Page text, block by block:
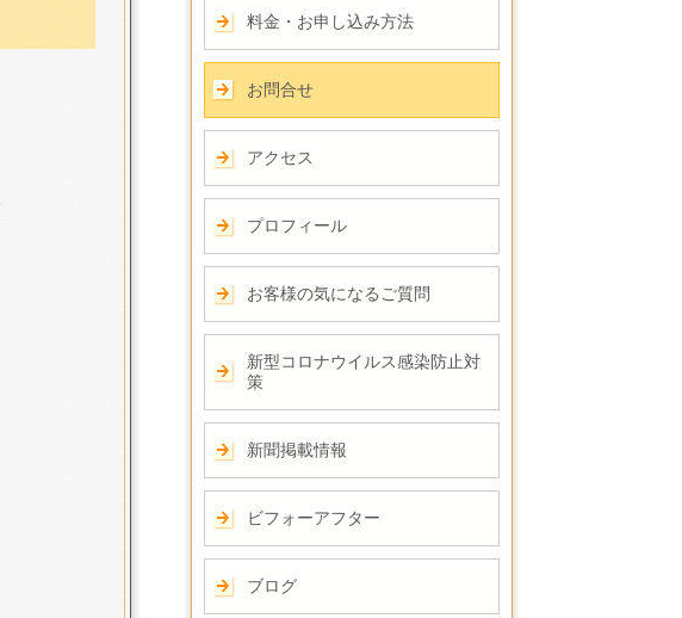
料金・お申し込み方法
お問合せ
アクセス
プロフィール
お客様の気になるご質問
新型コロナウイルス感染防止対
策
新聞掲載情報
ビフォーアフター
ブログ